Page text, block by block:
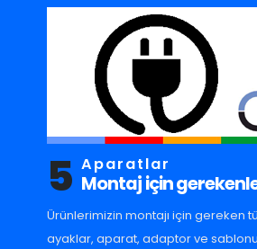
5 Aparatlar
Montaj için
Ürünlerimizin montajı için gereken
ayaklar, aparat, adaptor ve